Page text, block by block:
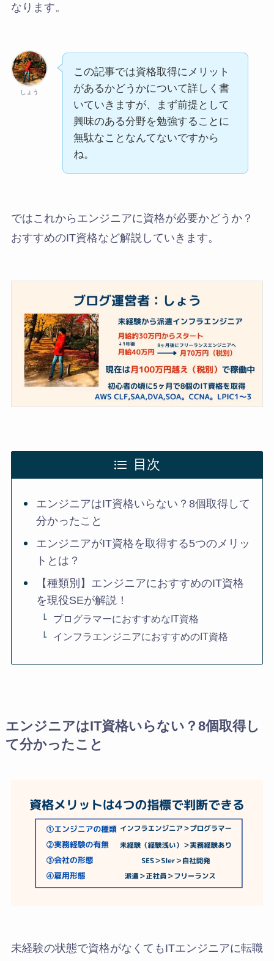
なります。
しょう
この記事では資格取得にメリット
があるかどうかについて詳しく書
いていきますが、まず前提として
興味のある分野を勉強することに
無駄なことなんてないですから
ね。
ではこれからエンジニアに資格が必要かどうか？
おすすめのIT資格など解説していきます。
目次
エンジニアはIT資格いらない？8個取得して
分かったこと
エンジニアがIT資格を取得する5つのメリッ
トとは？
【種類別】エンジニアにおすすめのIT資格
を現役SEが解説！
プログラマーにおすすめなIT資格
インフラエンジニアにおすすめのIT資格
エンジニアはIT資格いらない？8個取得し
て分かったこと
未経験の状態で資格がなくてもITエンジニアに転職